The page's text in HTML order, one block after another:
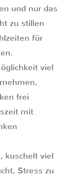
und nur das
zu stillen
für
viel
frei
mit
kuschelt viel
Stress zu